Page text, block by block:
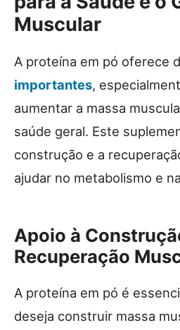
Muscular
A proteína em pó oferece
importantes,
aumentar a massa
saúde geral. Este
construção e a
ajudar no metabolismo e na
Apoio à
Recuperação
A proteína em pó é
deseja construir massa